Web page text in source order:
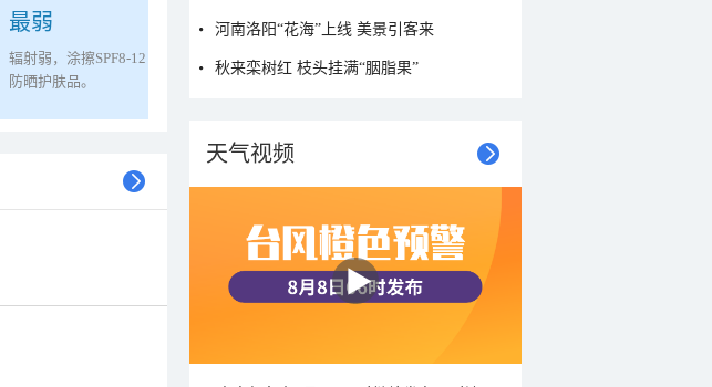
最弱
辐射弱，涂擦SPF8-12
防晒护肤品。
河南洛阳“花海”上线 美景引客来
秋来栾树红 枝头挂满“胭脂果”
天气视频